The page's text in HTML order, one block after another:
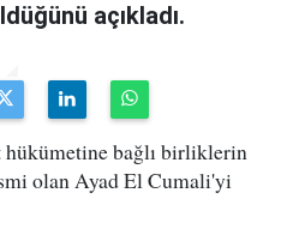
açıkladı.
bağlı birliklerin
olan Ayad El Cumali'yi